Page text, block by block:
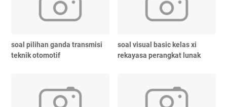
soal pilihan ganda transmisi
teknik otomotif
soal visual basic kelas xi
rekayasa perangkat lunak